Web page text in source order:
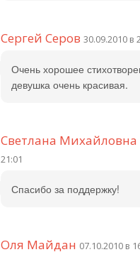
Сергей Серов 30.09.2010 в
Очень хорошее
девушка очень красивая.
Светлана Михайловна
21:01
Спасибо за поддержку!
Оля Майдан 07.10.2010 в